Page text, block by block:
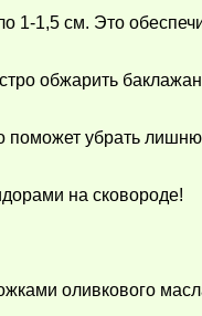
1-1,5 см. Это
обжарить
поможет убрать
на сковороде!
оливкового